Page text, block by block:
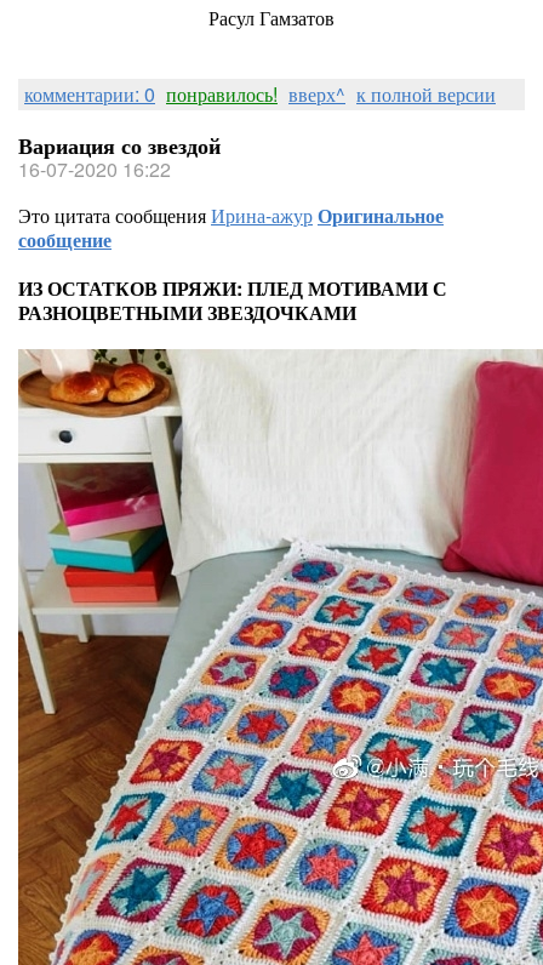
Расул Гамзатов
комментарии: 0 понравилось! вверх^ к полной версии
Вариация со звездой
16-07-2020 16:22
Это цитата сообщенияИрина-ажурОригинальное
сообщение
ИЗ ОСТАТКОВ ПРЯЖИ: ПЛЕД МОТИВАМИ С
РАЗНОЦВЕТНЫМИ ЗВЕЗДОЧКАМИ